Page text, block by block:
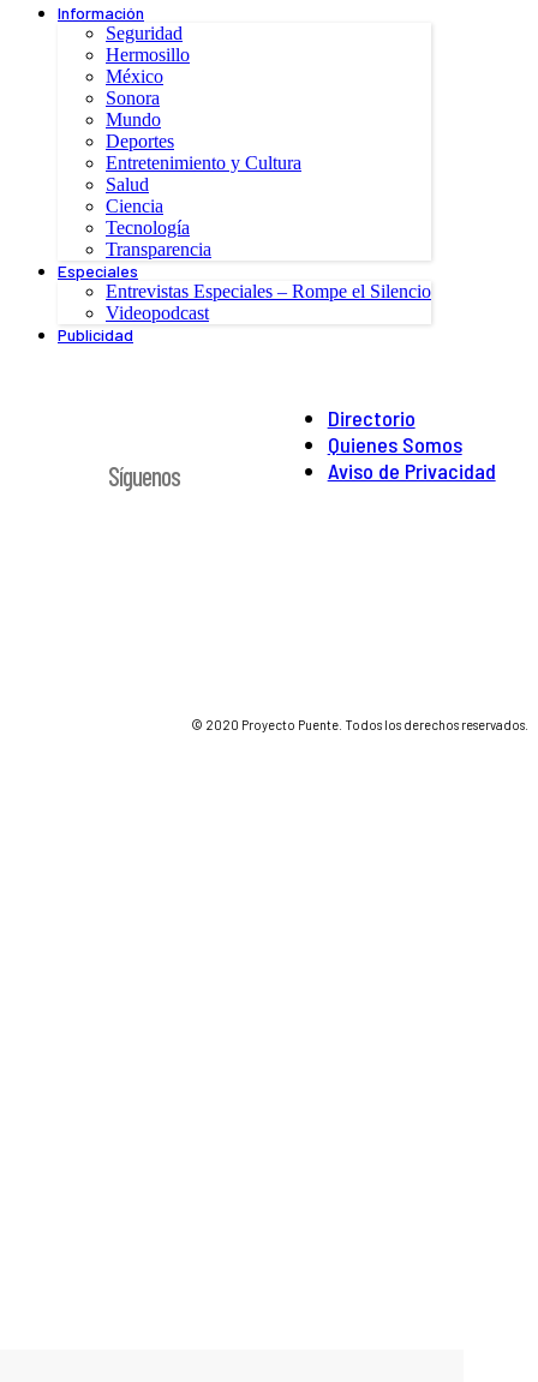
Información
Seguridad
Hermosillo
México
Sonora
Mundo
Deportes
Entretenimiento y Cultura
Salud
Ciencia
Tecnología
Transparencia
Especiales
Entrevistas Especiales – Rompe el Silencio
Videopodcast
Publicidad
Directorio
Quienes Somos
Aviso de Privacidad
Síguenos
© 2020 Proyecto Puente. Todos los derechos reservados.